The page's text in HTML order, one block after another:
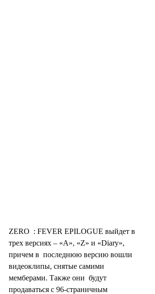
ZERO  : FEVER EPILOGUE выйдет в
трех версиях – «A», «Z» и «Diary»,
причем в  последнюю версию вошли
видеоклипы, снятые самими
мемберами. Также они  будут
продаваться с 96-страничным